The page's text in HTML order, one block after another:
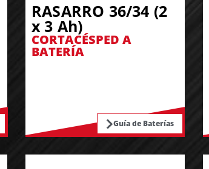
RASARRO 36/34 (2
x 3 Ah)
CORTACÉSPED A
BATERÍA
Guía de Baterías